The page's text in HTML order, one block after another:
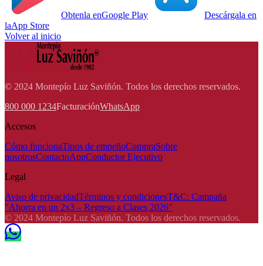
Obtenla enGoogle Play
Descárgala en
laApp Store
Volver al inicio
© 2024 Montepío Luz Saviñón. Todos los derechos reservados.
800 000 1234FacturaciónWhatsApp
Accesos
Cómo funcionaTipos de empeñoCompraSobre
nosotrosContactoAppConductor Ejecutivo
Legal
Aviso de privacidadTérminos y condicionesT&C: Campaña
"Ahorra en un 2x3 – Regreso a Clases 2026"
© 2024 Montepío Luz Saviñón. Todos los derechos reservados.